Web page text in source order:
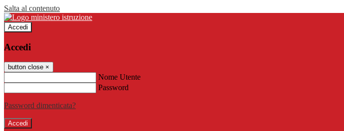
Salta al contenuto
Accedi
Accedi
button close ×
Nome Utente
Password
Password dimenticata?